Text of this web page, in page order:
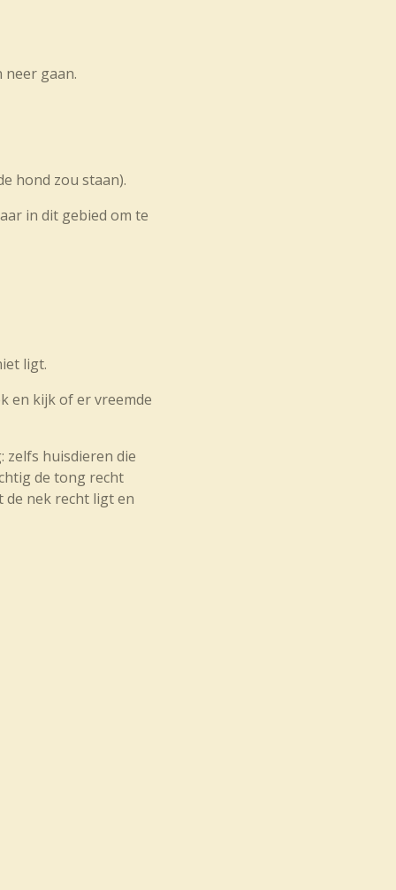
gaan.
hond zou staan).
in dit gebied om te
ligt.
en kijk of er vreemde
zelfs huisdieren die
de tong recht
nek recht ligt en